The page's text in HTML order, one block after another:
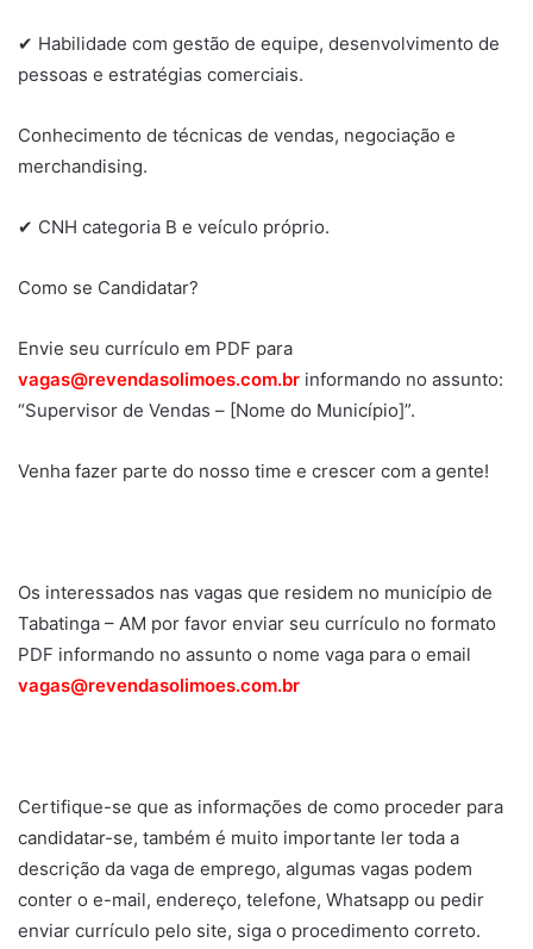
✔ Habilidade com gestão de equipe, desenvolvimento de
pessoas e estratégias comerciais.
Conhecimento de técnicas de vendas, negociação e
merchandising.
✔ CNH categoria B e veículo próprio.
Como se Candidatar?
Envie seu currículo em PDF para
vagas@revendasolimoes.com.br informando no assunto:
“Supervisor de Vendas – [Nome do Município]”.
Venha fazer parte do nosso time e crescer com a gente!
Os interessados nas vagas que residem no município de
Tabatinga – AM por favor enviar seu currículo no formato
PDF informando no assunto o nome vaga para o email
vagas@revendasolimoes.com.br
Certifique-se que as informações de como proceder para
candidatar-se, também é muito importante ler toda a
descrição da vaga de emprego, algumas vagas podem
conter o e-mail, endereço, telefone, Whatsapp ou pedir
enviar currículo pelo site, siga o procedimento correto.